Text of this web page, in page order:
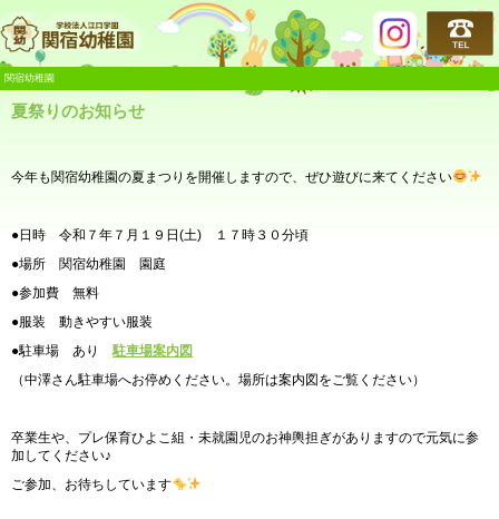
関宿幼稚園
関宿幼稚園
夏祭りのお知らせ
今年も関宿幼稚園の夏まつりを開催しますので、ぜひ遊びに来てください
●日時 令和７年７月１９日(土) １７時３０分頃
●場所 関宿幼稚園 園庭
●参加費 無料
●服装 動きやすい服装
●駐車場 あり駐車場案内図
（中澤さん駐車場へお停めください。場所は案内図をご覧ください）
卒業生や、プレ保育ひよこ組・未就園児のお神輿担ぎがありますので元気に参
加してください♪
ご参加、お待ちしています